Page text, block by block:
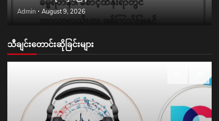
Admin August 9, 2026
သီချင်းတောင်းဆိုခြင်းများ